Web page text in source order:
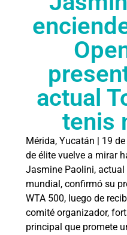
actual
tenis
Mérida, Yucatán | 19
de élite vuelve a mirar
Jasmine Paolini, actual
mundial, confirmó su
WTA 500, luego de
comité organizador,
principal que promete